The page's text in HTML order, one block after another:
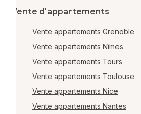
Vente d'appartements
Vente appartements Grenoble
Vente appartements Nîmes
Vente appartements Tours
Vente appartements Toulouse
Vente appartements Nice
Vente appartements Nantes